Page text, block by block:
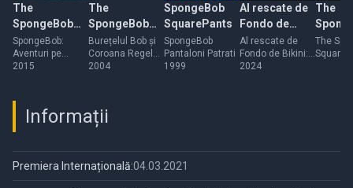
The
SpongeBob
Movie:
Sponge Out of
Water
SpongeBob:
Aventuri pe
uscat 3D
2015
The
SpongeBob
SquarePants
Movie
Burețelul Bob și
Coroana Regelui
Neptun
2004
SpongeBob
SquarePants
SpongeBob
Pantaloni Patrati
1999
Al rescate de
Fondo de
Bikini: La
película de
Arenita
Al rescate de
Fondo de Bikini:
La película de
2024
The
Movie:
The
Informații
Premiera Internațională:04.03.2021